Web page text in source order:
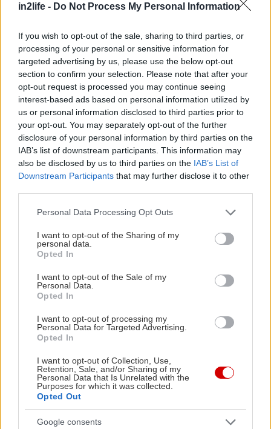
in2life - Do Not Process My Personal Information
If you wish to opt-out of the sale, sharing to third parties, or
processing of your personal or sensitive information for
targeted advertising by us, please use the below opt-out
section to confirm your selection. Please note that after your
opt-out request is processed you may continue seeing
interest-based ads based on personal information utilized by
us or personal information disclosed to third parties prior to
your opt-out. You may separately opt-out of the further
disclosure of your personal information by third parties on the
IAB’s list of downstream participants. This information may
also be disclosed by us to third parties on the IAB’s List of
Downstream Participants that may further disclose it to other
Please note that this website/app uses one or more Google
not limited to your visit or usage behaviour. You may click to
grant or deny consent to Google and its third-party tags to
use your data for below specified purposes in below Google
consent section.
Personal Data Processing Opt Outs
I want to opt-out of the Sharing of my
personal data.
Opted In
I want to opt-out of the Sale of my
Personal Data.
Opted In
I want to opt-out of processing my
Personal Data for Targeted Advertising.
Opted In
I want to opt-out of Collection, Use,
Retention, Sale, and/or Sharing of my
Personal Data that Is Unrelated with the
Purposes for which it was collected.
Opted Out
Google consents
Διαβάστε επίσης
Αναζήτηση